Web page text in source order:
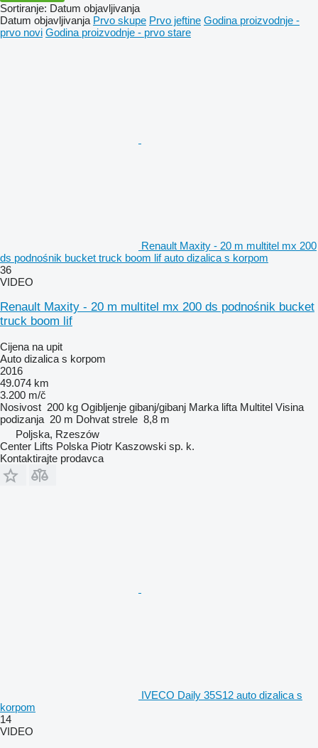
Sortiranje: Datum objavljivanja
Datum objavljivanja Prvo skupe Prvo jeftine Godina proizvodnje -
prvo novi Godina proizvodnje - prvo stare
Renault Maxity - 20 m multitel mx 200
ds podnośnik bucket truck boom lif auto dizalica s korpom
36
VIDEO
Renault Maxity - 20 m multitel mx 200 ds podnośnik bucket
truck boom lif
Cijena na upit
Auto dizalica s korpom
2016
49.074 km
3.200 m/č
Nosivost 200 kg Ogibljenje gibanj/gibanj Marka lifta Multitel Visina
podizanja 20 m Dohvat strele 8,8 m
Poljska, Rzeszów
Center Lifts Polska Piotr Kaszowski sp. k.
Kontaktirajte prodavca
IVECO Daily 35S12 auto dizalica s
korpom
14
VIDEO